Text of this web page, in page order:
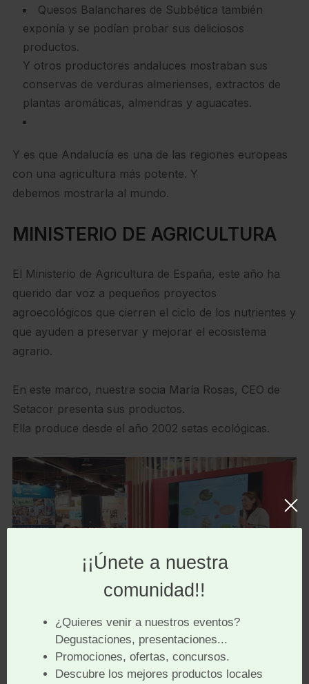
Quesos Balanchares de Subbética también
exponía y se podían probar sus deliciosos
productos.
Y otros productores andaluces mostraban sus
conservas de verduras almerienses, extractos de
plantas aromáticas, almendras y aguacates.
Y es que Andalucía es una de las regiones europeas
con una agricultura más potente. Y
debemos mostrarla al mundo.
MINISTERIO DE AGRICULTURA
El Ministerio de Agricultura de España, este año ha
querido dar voz a pequeños proyectos
agroecológicos que cierren el ciclo de los nutrientes y
que ayuden a preservar y mejorar el ecosistema
agrario.
En este marco, nuestra socia María Rosas, CEO de
Setacor presenta sus productos.
Ella produce desde el año 2002 setas ecológicas.
María Rosas de Setacor en Núremberg
Durante varias décadas ha sido la única productora